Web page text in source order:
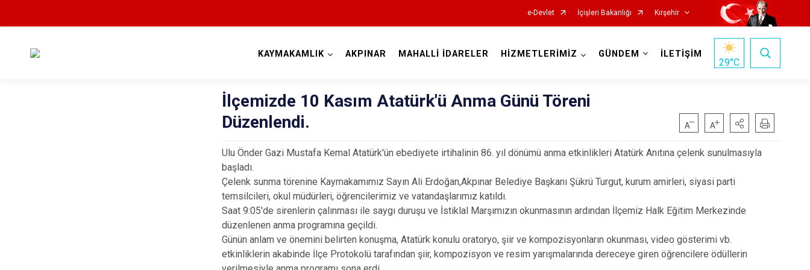
e-Devlet İçişleri Bakanlığı Kırşehir
Akçakent
Akpınar
Boztepe
Çiçekdağı
KAYMAKAMLIK AKPINAR MAHALLİ İDARELER HİZMETLERİMİZ GÜNDEM İLETİŞİM
29°C
İlçemizde 10 Kasım Atatürk'ü Anma Günü Töreni
Düzenlendi.
Ulu Önder Gazi Mustafa Kemal Atatürk'ün ebediyete irtihalinin 86. yıl dönümü anma etkinlikleri Atatürk Anıtına çelenk sunulmasıyla
başladı.
Çelenk sunma törenine Kaymakamımız Sayın Ali Erdoğan,Akpınar Belediye Başkanı Şükrü Turgut, kurum amirleri, siyasi parti
temsilcileri, okul müdürleri, öğrencilerimiz ve vatandaşlarımız katıldı.
Saat 9:05'de sirenlerin çalınması ile saygı duruşu ve İstiklal Marşımızın okunmasının ardından İlçemiz Halk Eğitim Merkezinde
düzenlenen anma programına geçildi.
Günün anlam ve önemini belirten konuşma, Atatürk konulu oratoryo, şiir ve kompozisyonların okunması, video gösterimi vb.
etkinliklerin akabinde İlçe Protokolü tarafından şiir, kompozisyon ve resim yarışmalarında dereceye giren öğrencilere ödüllerin